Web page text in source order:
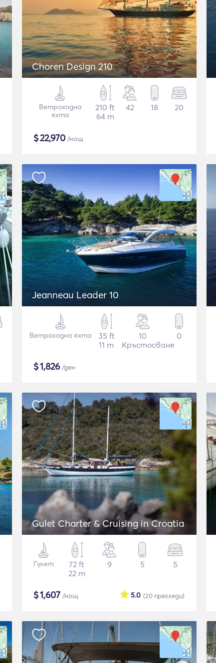
Choren Design 210
Ветроходна
яхта
210 ft
64 m
42 18 20
$22,970 /нощ
Jeanneau Leader 10
Ветроходна яхта
35 ft
11 m
10
Кръстосване
0
$1,826/ден
Gulet Charter & Cruising in Croatia
Гулет
72 ft
22 m
9 5 5
$1,607 /нощ (20 прегледи)
5.0